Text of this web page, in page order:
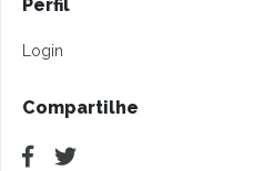
Perfil
Login
Compartilhe